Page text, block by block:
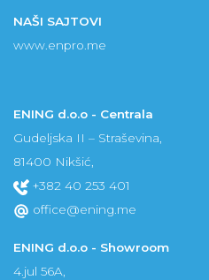
NAŠI SAJTOVI
www.enpro.me
ENING d.o.o - Centrala
Gudeljska II – Straševina,
81400 Nikšić,
+382 40 253 401
office@ening.me
ENING d.o.o - Showroom
4.jul 56A,